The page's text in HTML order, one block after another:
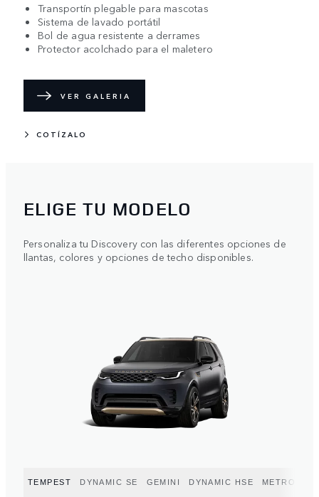
Transportín plegable para mascotas
Sistema de lavado portátil
Bol de agua resistente a derrames
Protector acolchado para el maletero
VER GALERIA
COTÍZALO
ELIGE TU MODELO
Personaliza tu Discovery con las diferentes opciones de
llantas, colores y opciones de techo disponibles.
TEMPEST DYNAMIC SE GEMINI DYNAMIC HSE